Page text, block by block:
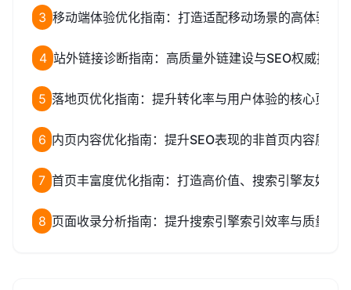
3 移动端体验优化指南：打造适配移动场景的高体验网
4 站外链接诊断指南：高质量外链建设与SEO权威提升
5 落地页优化指南：提升转化率与用户体验的核心页面
6 内页内容优化指南：提升SEO表现的非首页内容质量
7 首页丰富度优化指南：打造高价值、搜索引擎友好的
8 页面收录分析指南：提升搜索引擎索引效率与质量的